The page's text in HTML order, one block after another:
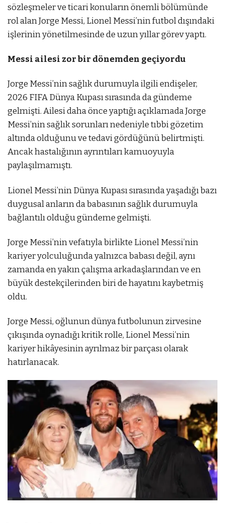
sözleşmeler ve ticari konuların önemli bölümünde
rol alan Jorge Messi, Lionel Messi’nin futbol dışındaki
işlerinin yönetilmesinde de uzun yıllar görev yaptı.
Messi ailesi zor bir dönemden geçiyordu
Jorge Messi’nin sağlık durumuyla ilgili endişeler,
2026 FIFA Dünya Kupası sırasında da gündeme
gelmişti. Ailesi daha önce yaptığı açıklamada Jorge
Messi’nin sağlık sorunları nedeniyle tıbbi gözetim
altında olduğunu ve tedavi gördüğünü belirtmişti.
Ancak hastalığının ayrıntıları kamuoyuyla
paylaşılmamıştı.
Lionel Messi’nin Dünya Kupası sırasında yaşadığı bazı
duygusal anların da babasının sağlık durumuyla
bağlantılı olduğu gündeme gelmişti.
Jorge Messi’nin vefatıyla birlikte Lionel Messi’nin
kariyer yolculuğunda yalnızca babası değil, aynı
zamanda en yakın çalışma arkadaşlarından ve en
büyük destekçilerinden biri de hayatını kaybetmiş
oldu.
Jorge Messi, oğlunun dünya futbolunun zirvesine
çıkışında oynadığı kritik rolle, Lionel Messi’nin
kariyer hikâyesinin ayrılmaz bir parçası olarak
hatırlanacak.